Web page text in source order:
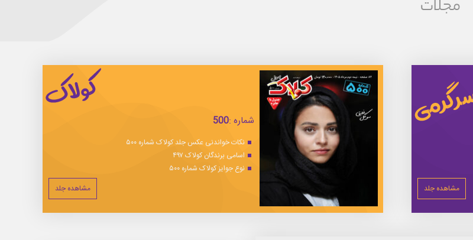
مشاهده جلد
شماره :500
نکات خواندنی عکس جلد کولاک شماره ۵۰۰
اسامی برندگان کولاک ۴۹۷
نوع جوایز کولاک شماره ۵۰۰
مشاهده جلد